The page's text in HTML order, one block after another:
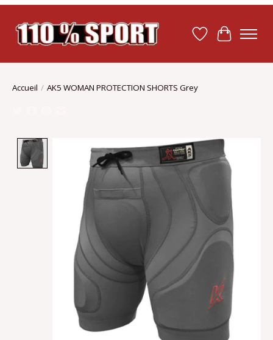
Liste dePanier
Accueil / AK5 WOMAN PROTECTION SHORTS Grey
Product image slideshow Items